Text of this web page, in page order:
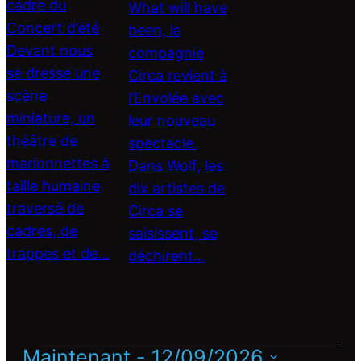
cadre du
Concert d’été
Devant nous
se dresse une
scène
miniature, un
théâtre de
marionnettes à
taille humaine
traversé de
cadres, de
trappes et de…
What will have
been, la
compagnie
Circa revient à
l’Envolée avec
leur nouveau
spectacle.
Dans Wolf, les
dix artistes de
Circa se
saisissent, se
déchirent…